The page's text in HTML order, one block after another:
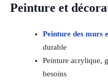
Peinture et
Peinture des murs
durable
Peinture acrylique,
besoins